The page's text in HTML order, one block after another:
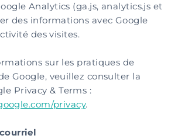
Analytics (ga.js, analytics.js et
des informations avec Google
des visites.
sur les pratiques de
Google, veuillez consulter la
Privacy & Terms :
privacy.